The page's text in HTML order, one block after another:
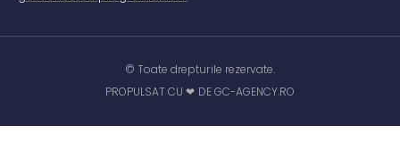
© Toate drepturile rezervate.
PROPULSAT CU ❤ DE GC-AGENCY.RO